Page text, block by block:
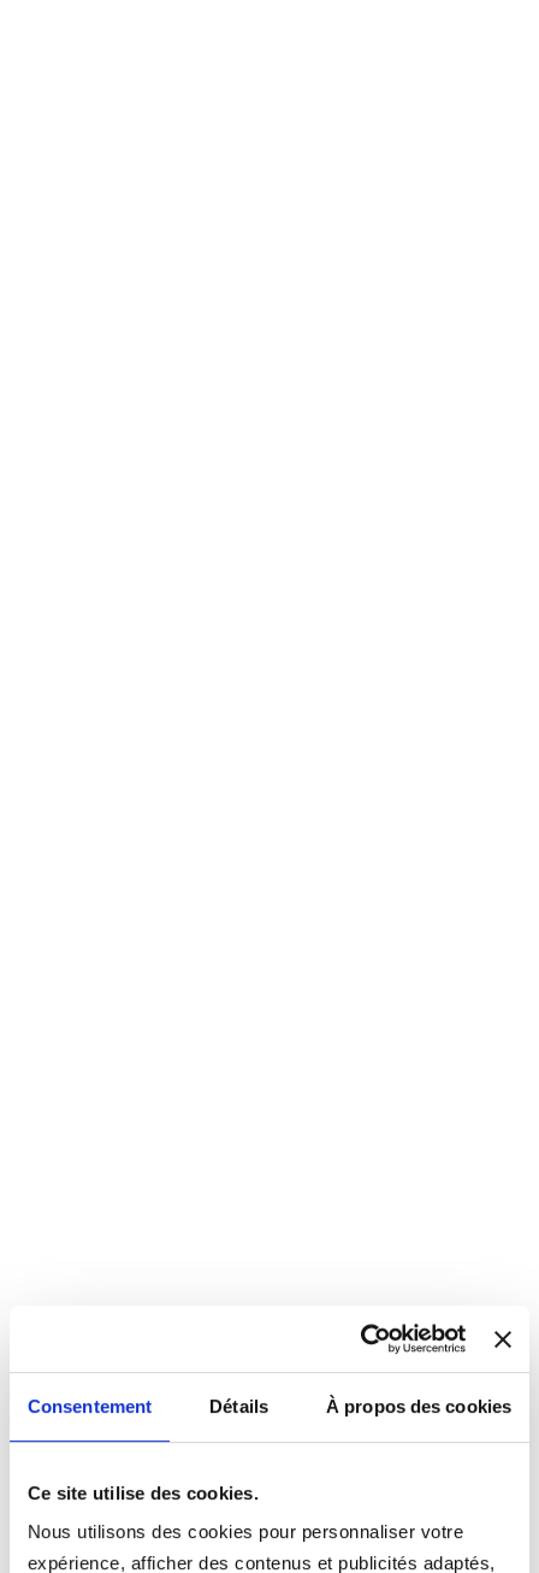
Consentement Détails À propos des cookies
Ce site utilise des cookies.
Nous utilisons des cookies pour personnaliser votre
expérience, afficher des contenus et publicités adaptés,